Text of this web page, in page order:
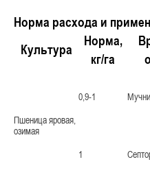
Норма расхода и
Культура
Норма,
кг/га
Пшеница яровая,
озимая
0,9-1
1